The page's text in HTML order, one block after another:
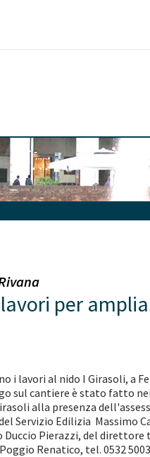
per
i lavori al nido I Girasoli, a
sul cantiere è stato fatto
alla presenza
Servizio Edilizia Massimo
Pierazzi, del direttore
Renatico, tel. 0532